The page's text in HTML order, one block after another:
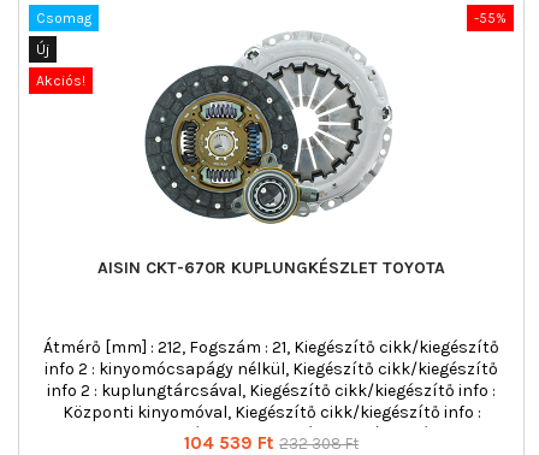
-55%
Csomag
Új
Akciós!
AISIN CKT-670R KUPLUNGKÉSZLET TOYOTA
Átmérő [mm] : 212, Fogszám : 21, Kiegészítő cikk/kiegészítő
info 2 : kinyomócsapágy nélkül, Kiegészítő cikk/kiegészítő
info 2 : kuplungtárcsával, Kiegészítő cikk/kiegészítő info :
Központi kinyomóval, Kiegészítő cikk/kiegészítő info :
kuplung nyomólappal, többrészes : háromrészes
Ár
104 539 Ft Normál
232 308 Ft